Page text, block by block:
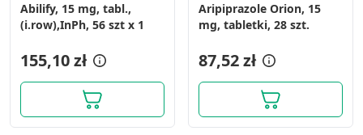
Abilify, 15 mg, tabl.,
(i.row),InPh, 56 szt x 1
155,10 zł
Aripiprazole Orion, 15
mg, tabletki, 28 szt.
87,52 zł